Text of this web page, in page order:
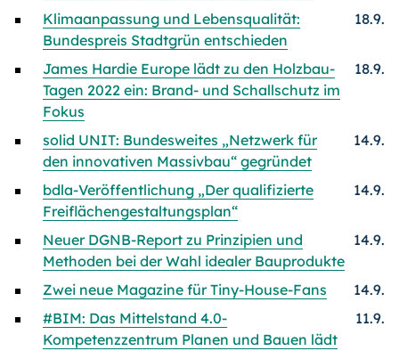
Klimaanpassung und Lebensqualität:
Bundespreis Stadtgrün entschieden
18.9.
James Hardie Europe lädt zu den Holzbau-
Tagen 2022 ein: Brand- und Schallschutz im
Fokus
18.9.
solid UNIT: Bundesweites „Netzwerk für
den innovativen Massivbau“ gegründet
14.9.
bdla-Veröffentlichung „Der qualifizierte
Freiflächengestaltungsplan“
14.9.
Neuer DGNB-Report zu Prinzipien und
Methoden bei der Wahl idealer Bauprodukte
14.9.
Zwei neue Magazine für Tiny-House-Fans
14.9.
#BIM: Das Mittelstand 4.0-
Kompetenzzentrum Planen und Bauen lädt
11.9.